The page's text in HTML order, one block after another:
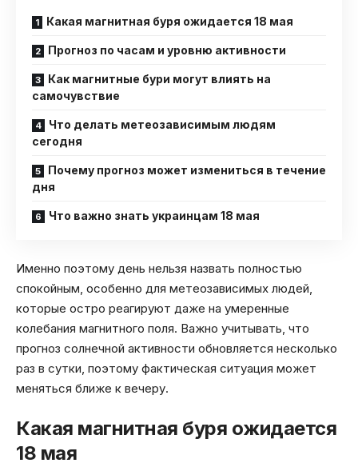
Какая магнитная буря ожидается 18 мая
Прогноз по часам и уровню активности
Как магнитные бури могут влиять на
самочувствие
Что делать метеозависимым людям
сегодня
Почему прогноз может измениться в течение
дня
Что важно знать украинцам 18 мая
Именно поэтому день нельзя назвать полностью
спокойным, особенно для метеозависимых людей,
которые остро реагируют даже на умеренные
колебания магнитного поля. Важно учитывать, что
прогноз солнечной активности обновляется несколько
раз в сутки, поэтому фактическая ситуация может
меняться ближе к вечеру.
Какая магнитная буря ожидается
18 мая